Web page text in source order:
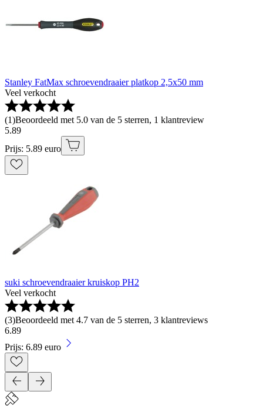
Stanley FatMax schroevendraaier platkop 2,5x50 mm
Veel verkocht
(1)Beoordeeld met 5.0 van de 5 sterren, 1 klantreview
5.89
Prijs: 5.89 euro
suki schroevendraaier kruiskop PH2
Veel verkocht
(3)Beoordeeld met 4.7 van de 5 sterren, 3 klantreviews
6.89
Prijs: 6.89 euro